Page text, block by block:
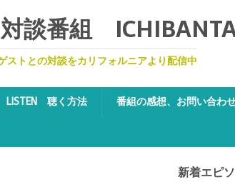
談番組
トとの対談をカリフォルニアより配信中
LISTEN 聴く方法 番組の感想、お問い合わ
新着エピ